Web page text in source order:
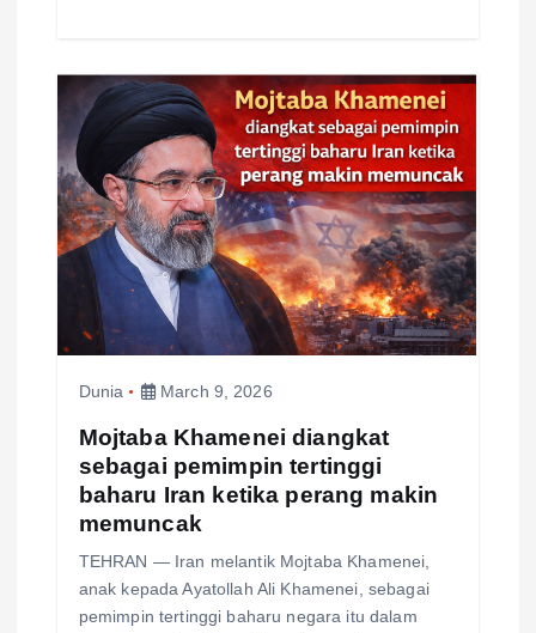
Dunia March 9, 2026
Mojtaba Khamenei diangkat
sebagai pemimpin tertinggi
baharu Iran ketika perang makin
memuncak
TEHRAN — Iran melantik Mojtaba Khamenei,
anak kepada Ayatollah Ali Khamenei, sebagai
pemimpin tertinggi baharu negara itu dalam